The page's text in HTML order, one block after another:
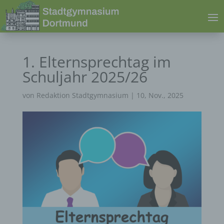
1. Elternsprechtag im
Schuljahr 2025/26
von Redaktion Stadtgymnasium | 10, Nov., 2025